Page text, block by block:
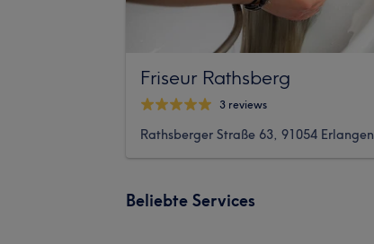
Friseur Rathsberg
3 reviews
Rathsberger Straße 63, 91054 Erlangen
Beliebte Services